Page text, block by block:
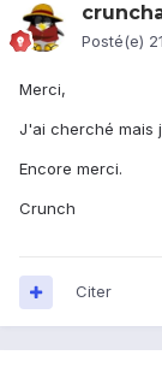
Posté(e)
Merci,
J'ai cherché mais
Encore merci.
Crunch
Citer